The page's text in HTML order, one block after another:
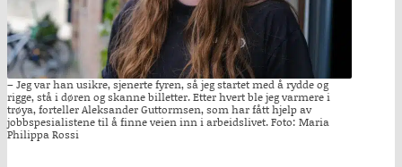
– Jeg var han usikre, sjenerte fyren, så jeg startet med å rydde og
rigge, stå i døren og skanne billetter. Etter hvert ble jeg varmere i
trøya, forteller Aleksander Guttormsen, som har fått hjelp av
jobbspesialistene til å finne veien inn i arbeidslivet. Foto: Maria
Philippa Rossi